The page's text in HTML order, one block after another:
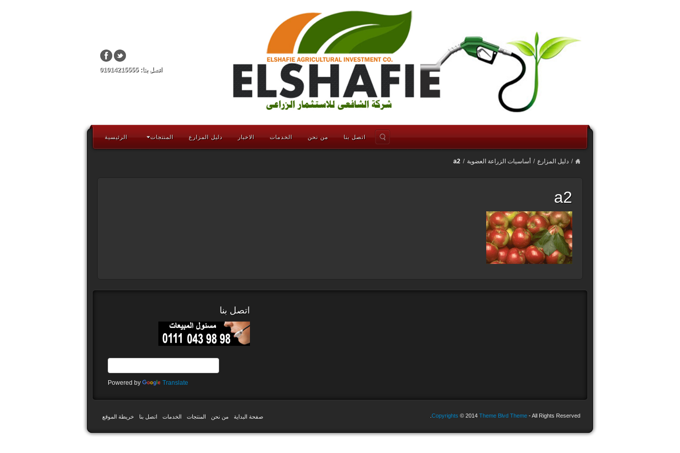
اتصل بنا: 01014215555
الرئيسية المنتجات دليل المزارع الاخبار الخدمات من نحن اتصل بنا
/ دليل المزارع / أساسيات الزراعة العضوية /
a2
a2
اتصل بنا
Powered by Translate
Copyrights © 2014 Theme Blvd Theme - All Rights Reserved. صفحة البداية من نحن المنتجات الخدمات اتصل بنا خريطة الموقع